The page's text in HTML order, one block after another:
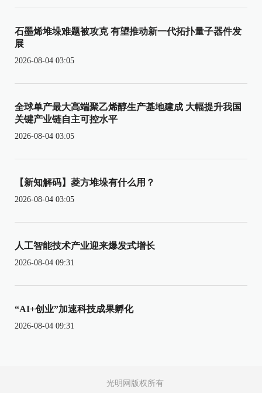
石墨烯堆垛难题被攻克 有望推动新一代拓扑量子器件发
展
2026-08-04 03:05
全球单产最大高端聚乙烯醇生产基地建成 大幅提升我国
关键产业链自主可控水平
2026-08-04 03:05
【新知解码】菱方堆垛有什么用？
2026-08-04 03:05
人工智能技术产业迎来爆发式增长
2026-08-04 09:31
“AI+创业”加速科技成果孵化
2026-08-04 09:31
光明网版权所有